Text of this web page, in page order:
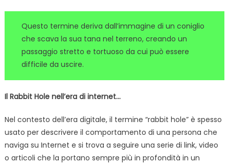
Questo termine deriva dall’immagine di un coniglio
che scava la sua tana nel terreno, creando un
passaggio stretto e tortuoso da cui può essere
difficile da uscire.
Il Rabbit Hole nell’era di internet…
Nel contesto dell’era digitale, il termine “rabbit hole” è spesso
usato per descrivere il comportamento di una persona che
naviga su Internet e si trova a seguire una serie di link, video
o articoli che la portano sempre più in profondità in un